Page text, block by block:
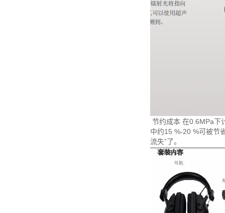
节约成本 在0.6MPa下
中约15 %-20 %可被节
流失”了。